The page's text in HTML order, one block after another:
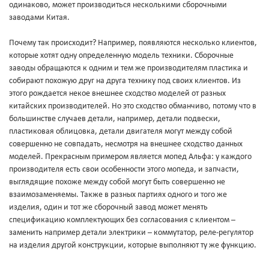
одинаково, может производиться несколькими сборочными
заводами Китая.
Почему так происходит? Например, появляются несколько клиентов,
которые хотят одну определенную модель техники. Сборочные
заводы обращаются к одним и тем же производителям пластика и
собирают похожую друг на друга технику под своих клиентов. Из
этого рождается некое внешнее сходство моделей от разных
китайских производителей. Но это сходство обманчиво, потому что в
большинстве случаев детали, например, детали подвески,
пластиковая облицовка, детали двигателя могут между собой
совершенно не совпадать, несмотря на внешнее сходство данных
моделей. Прекрасным примером является мопед Альфа: у каждого
производителя есть свои особенности этого мопеда, и запчасти,
выглядящие похоже между собой могут быть совершенно не
взаимозаменяемы. Также в разных партиях одного и того же
изделия, один и тот же сборочный завод может менять
спецификацию комплектующих без согласования с клиентом –
заменить например детали электрики – коммутатор, реле-регулятор
на изделия другой конструкции, которые выполняют ту же функцию.